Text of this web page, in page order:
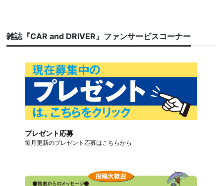
雑誌『CAR and DRIVER』ファンサービスコーナー
プレゼント応募
毎月更新のプレゼント応募はこちらから